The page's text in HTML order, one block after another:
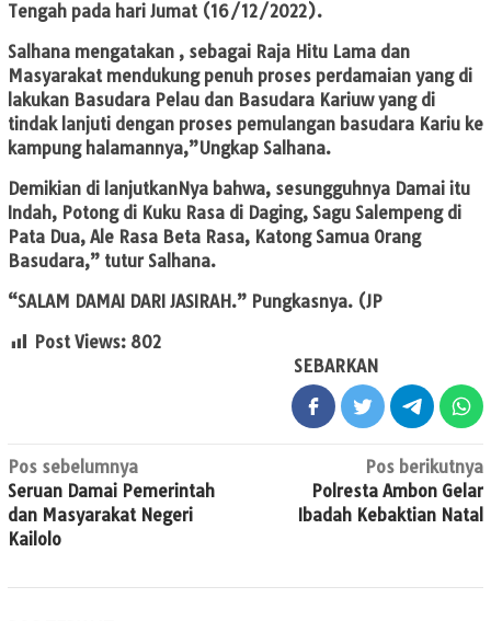
Tengah pada hari Jumat (16/12/2022).
Salhana mengatakan , sebagai Raja Hitu Lama dan
Masyarakat mendukung penuh proses perdamaian yang di
lakukan Basudara Pelau dan Basudara Kariuw yang di
tindak lanjuti dengan proses pemulangan basudara Kariu ke
kampung halamannya,”Ungkap Salhana.
Demikian di lanjutkanNya bahwa, sesungguhnya Damai itu
Indah, Potong di Kuku Rasa di Daging, Sagu Salempeng di
Pata Dua, Ale Rasa Beta Rasa, Katong Samua Orang
Basudara,” tutur Salhana.
“SALAM DAMAI DARI JASIRAH.” Pungkasnya. (JP
Post Views: 802
SEBARKAN
Navigasi
pos
Pos sebelumnya
Seruan Damai Pemerintah
dan Masyarakat Negeri
Kailolo
Pos berikutnya
Polresta Ambon Gelar
Ibadah Kebaktian Natal